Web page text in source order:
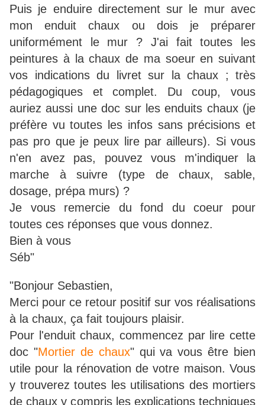
Puis je enduire directement sur le mur avec
mon enduit chaux ou dois je préparer
uniformément le mur ? J'ai fait toutes les
peintures à la chaux de ma soeur en suivant
vos indications du livret sur la chaux ; très
pédagogiques et complet. Du coup, vous
auriez aussi une doc sur les enduits chaux (je
préfère vu toutes les infos sans précisions et
pas pro que je peux lire par ailleurs). Si vous
n'en avez pas, pouvez vous m'indiquer la
marche à suivre (type de chaux, sable,
dosage, prépa murs) ?
Je vous remercie du fond du coeur pour
toutes ces réponses que vous donnez.
Bien à vous
Séb"
"Bonjour Sebastien,
Merci pour ce retour positif sur vos réalisations
à la chaux, ça fait toujours plaisir.
Pour l'enduit chaux, commencez par lire cette
doc "Mortier de chaux" qui va vous être bien
utile pour la rénovation de votre maison. Vous
y trouverez toutes les utilisations des mortiers
de chaux y compris les explications techniques